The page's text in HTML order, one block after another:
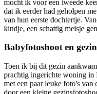
mocht ik voor een tweede
dat ik eerder had geholpen
van hun eerste dochtertje.
kindje, een schattig meisje
Babyfotoshoot en
Toen ik bij dit gezin
prachtig ingerichte woning in
met een paar leuke foto's
door een kleine